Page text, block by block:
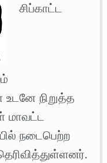
சிப்காட்ட
நிறுத்த
மாவட்ட
நடைபெற்ற